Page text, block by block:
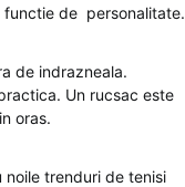
functie de personalitate.
de indrazneala.
Un rucsac este
oras.
trenduri de tenisi